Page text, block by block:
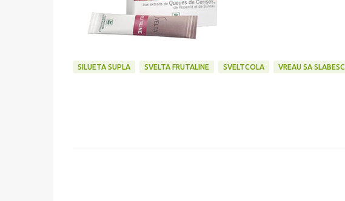
SILUETA SUPLA SVELTA FRUTALINE SVELTCOLA VREAU SA SLABESC